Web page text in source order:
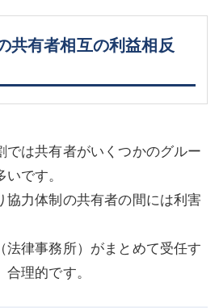
共有者相互の利益相反
では共有者がいくつかのグルー
です。
協力体制の共有者の間には利害
法律事務所）がまとめて受任す
理的です。